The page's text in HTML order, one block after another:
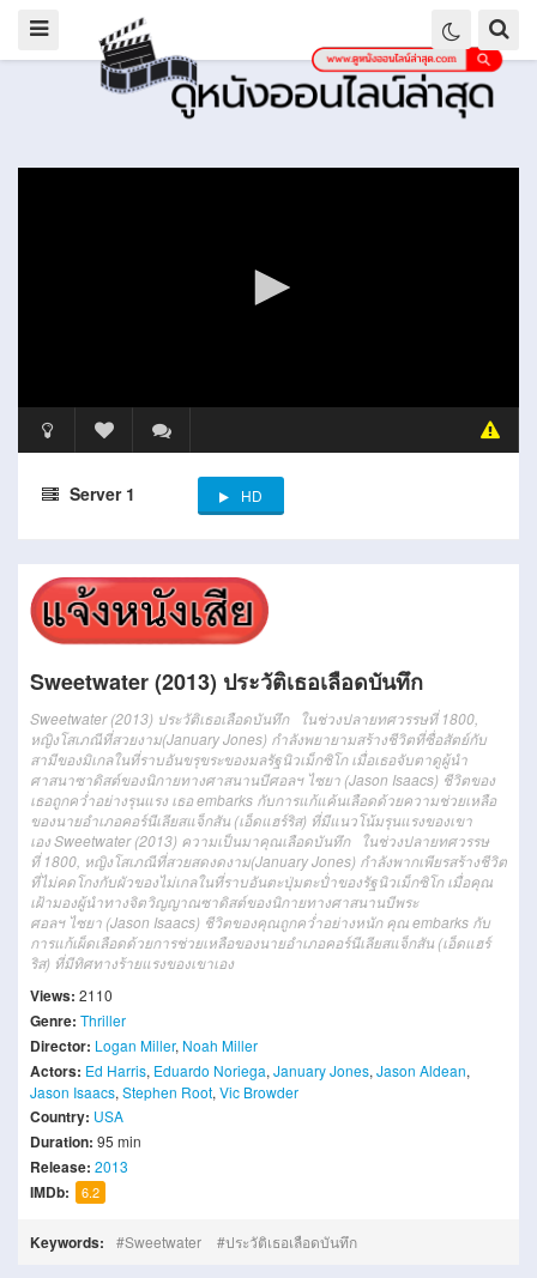
Server 1 HD
Sweetwater (2013) ประวัติเธอเลือดบันทึก
Sweetwater (2013) ประวัติเธอเลือดบันทึก ในช่วงปลายทศวรรษที่ 1800,
หญิงโสเภณีที่สวยงาม(January Jones) กำลังพยายามสร้างชีวิตที่ซื่อสัตย์กับ
สามีของมิเกลในที่ราบอันขรุขระของมลรัฐนิวเม็กซิโก เมื่อเธอจับตาดูผู้นำ
ศาสนาซาดิสต์ของนิกายทางศาสนานบีศอลฯ ไซยา (Jason Isaacs) ชีวิตของ
เธอถูกคว่ำอย่างรุนแรง เธอ embarks กับการแก้แค้นเลือดด้วยความช่วยเหลือ
ของนายอำเภอคอร์นีเลียสแจ็กสัน (เอ็ดแฮร์ริส) ที่มีแนวโน้มรุนแรงของเขา
เองSweetwater (2013) ความเป็นมาคุณเลือดบันทึก ในช่วงปลายทศวรรษ
ที่ 1800, หญิงโสเภณีที่สวยสดงดงาม(January Jones) กำลังพากเพียรสร้างชีวิต
ที่ไม่คดโกงกับผัวของไม่เกลในที่ราบอันตะปุ่มตะป่ำของรัฐนิวเม็กซิโก เมื่อคุณ
เฝ้ามองผู้นำทางจิตวิญญาณซาดิสต์ของนิกายทางศาสนานบีพระ
ศอลฯ ไซยา (Jason Isaacs) ชีวิตของคุณถูกคว่ำอย่างหนัก คุณembarks กับ
การแก้เผ็ดเลือดด้วยการช่วยเหลือของนายอำเภอคอร์นีเลียสแจ็กสัน (เอ็ดแฮร์
ริส) ที่มีทิศทางร้ายแรงของเขาเอง
Views: 2110
Genre: Thriller
Director: Logan Miller, Noah Miller
Actors: Ed Harris, Eduardo Noriega, January Jones, Jason Aldean,
Jason Isaacs, Stephen Root, Vic Browder
Country: USA
Duration: 95 min
Release: 2013
IMDb: 6.2
Keywords: Sweetwater ประวัติเธอเลือดบันทึก